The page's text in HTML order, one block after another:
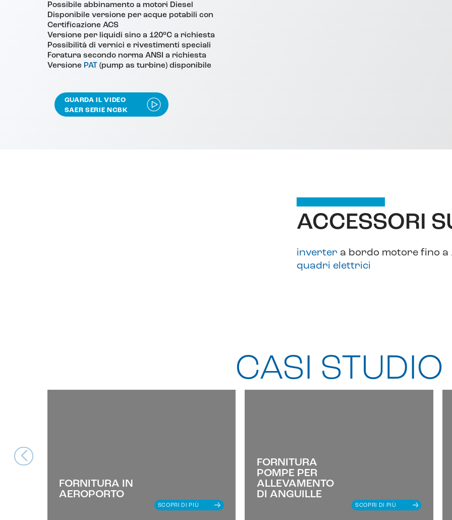
Possibile abbinamento a motori Diesel
Disponibile versione per acque potabili con
Certificazione ACS
Versione per liquidi sino a 120°C a richiesta
Possibilità di vernici e rivestimenti speciali
Foratura secondo norma ANSI a richiesta
Versione PAT (pump as turbine) disponibile
GUARDA IL VIDEO
SAER SERIE NCBK
ACCESSORI
inverter a bordo motore fino a
quadri elettrici
CASI STUDIO
FORNITURA IN
AEROPORTO
SCOPRI DI PIÙ
FORNITURA
POMPE PER
ALLEVAMENTO
DI ANGUILLE
SCOPRI DI PIÙ